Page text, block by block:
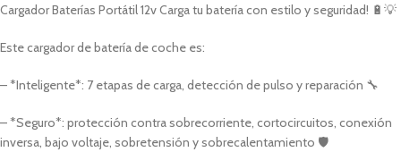
Cargador Baterías Portátil 12v Carga tu batería con estilo y seguridad! 🔋💡
Este cargador de batería de coche es:
– *Inteligente*: 7 etapas de carga, detección de pulso y reparación 🔧
– *Seguro*: protección contra sobrecorriente, cortocircuitos, conexión
inversa, bajo voltaje, sobretensión y sobrecalentamiento 🛡️